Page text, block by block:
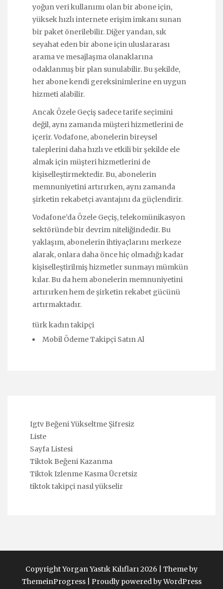
yoğun veri kullanımı olan bir abone için,
yüksek hızlı internete erişim imkanı sunan
bir paket önerilebilir. Diğer yandan, sık
seyahat eden bir abone için uluslararası
arama ve mesajlaşma olanaklarına
odaklanmış bir plan sunulabilir. Bu şekilde,
her abone kendi gereksinimlerine en uygun
hizmeti alabilir.
Ancak Özele Geçiş sadece tarife seçimini
değil, aynı zamanda müşteri hizmetlerini de
içerir. Vodafone, abonelerin bireysel
taleplerini daha hızlı ve etkili bir şekilde ele
almak için müşteri hizmetlerini de
kişiselleştirmektedir. Bu, abonelerin
memnuniyetini artırırken, aynı zamanda
şirketin rekabetçi avantajını da güçlendirir.
Vodafone’da Özele Geçiş, telekomünikasyon
sektöründe bir devrim niteliğindedir. Bu
yaklaşım, abonelerin ihtiyaçlarını merkeze
alarak, onlara daha önce hiç olmadığı kadar
kişiselleştirilmiş hizmetler sunmayı mümkün
kılar. Bu da hem abonelerin memnuniyetini
artırırken hem de şirketin rekabet gücünü
artırmaktadır.
türk kadın takipçi
Mobil Ödeme Takipçi Satın Al
Igtv Beğeni Yükseltme Şifresiz
Liste
Sayfa Listesi
Tiktok Beğeni Kazanma
Tiktok Izlenme Kasma Ücretsiz
tiktok takipçi nasıl yükselir
Copyright Yorgan Yastık Kılıfları 2026 | Theme by
ThemeinProgress| Proudly powered by WordPress